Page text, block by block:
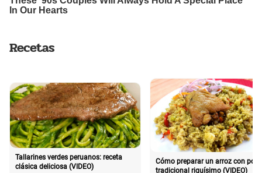
Recetas
Tallarines verdes peruanos: receta
clásica deliciosa (VIDEO)
Cómo preparar un arroz con pollo
tradicional riquísimo (VIDEO)